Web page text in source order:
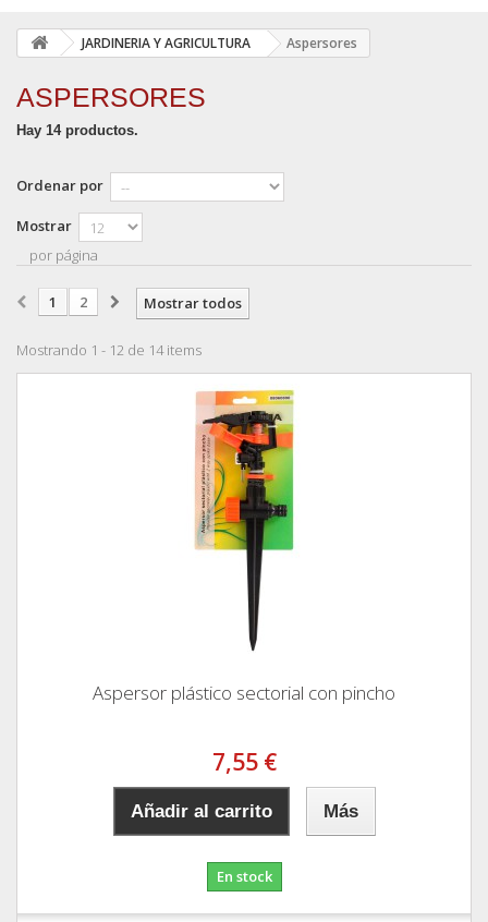
JARDINERIA Y AGRICULTURA Aspersores
ASPERSORES
Hay 14 productos.
Ordenar por
Mostrar
por página
Mostrar todos
1 2
Mostrando 1 - 12 de 14 items
Aspersor plástico sectorial con pincho
7,55 €
Añadir al carrito Más
En stock